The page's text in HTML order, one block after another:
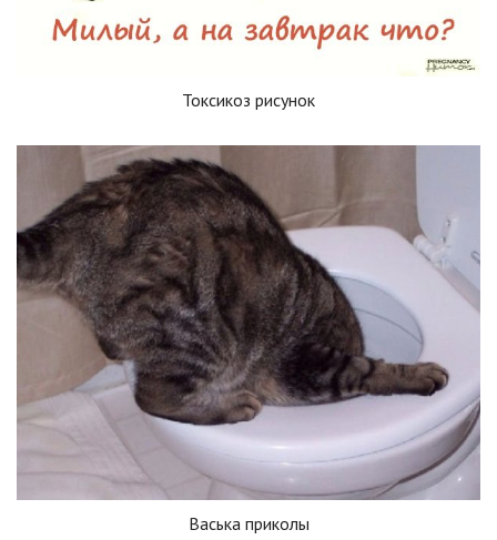
Токсикоз рисунок
Васька приколы